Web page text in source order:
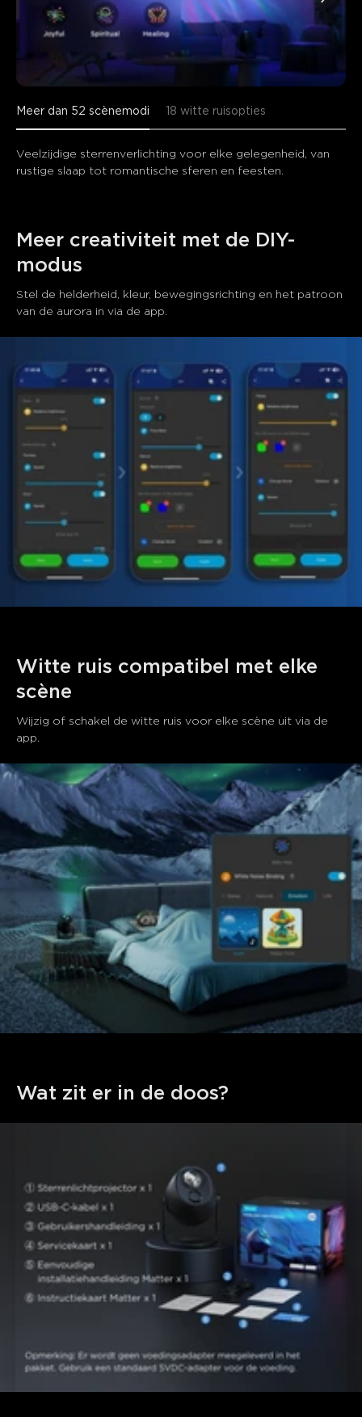
Meer dan 52 scènemodi 18 witte ruisopties
Veelzijdige sterrenverlichting voor elke gelegenheid, van
rustige slaap tot romantische sferen en feesten.
Meer creativiteit met de DIY-
modus
Stel de helderheid, kleur, bewegingsrichting en het patroon
van de aurora in via de app.
Witte ruis compatibel met elke
scène
Wijzig of schakel de witte ruis voor elke scène uit via de
app.
Wat zit er in de doos?